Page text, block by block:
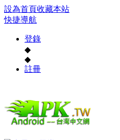
設為首頁收藏本站
快捷導航
登錄
◆
◆
註冊